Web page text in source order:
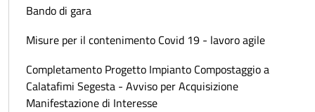
Bando di gara
Misure per il contenimento Covid 19 - lavoro agile
Completamento Progetto Impianto Compostaggio a
Calatafimi Segesta - Avviso per Acquisizione
Manifestazione di Interesse